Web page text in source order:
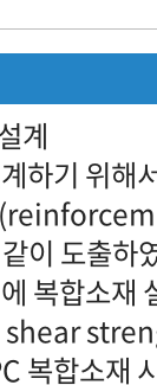
계
하기 위해
이 도출하
복합소재
복합소재